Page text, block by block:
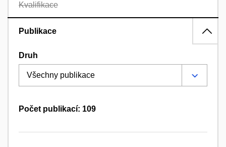
Kvalifikace
Publikace
Druh
Počet publikací: 109